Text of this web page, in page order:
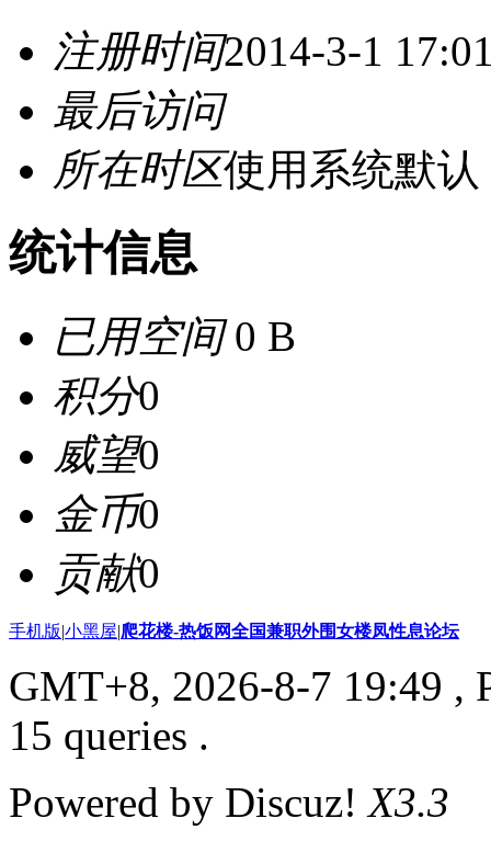
注册时间2014-3-1
最后访问
所在时区使用系统默认
统计信息
已用空间0 B
积分0
威望0
金币0
贡献0
手机版|小黑屋|爬花楼-热饭网全国兼职外围女楼凤性息论坛
GMT+8, 2026-8-7 19:49 ,
15 queries .
Powered by Discuz!X3.3